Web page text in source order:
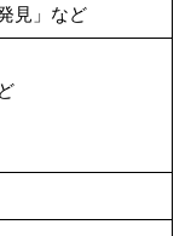
見」など